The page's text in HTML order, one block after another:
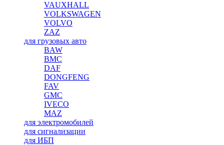
VAUXHALL
VOLKSWAGEN
VOLVO
ZAZ
для грузовых авто
BAW
BMC
DAF
DONGFENG
FAV
GMC
IVECO
MAZ
для электромобилей
для сигнализации
для ИБП